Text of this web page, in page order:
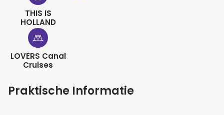
THIS IS
HOLLAND
LOVERS Canal
Cruises
Praktische Informatie